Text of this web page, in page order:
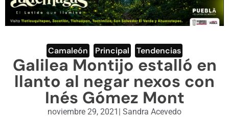
DEPORTES
ENGLISH SECTION
VIDEOS
Camaleón Principal Tendencias
Galilea Montijo estalló en
llanto al negar nexos con
Inés Gómez Mont
noviembre 29, 2021 | Sandra Acevedo